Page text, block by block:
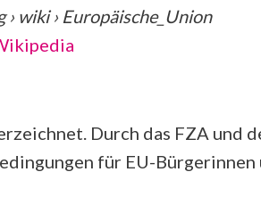
› wiki › Europäische_Union
Durch das FZA und
für EU-Bürgerinnen